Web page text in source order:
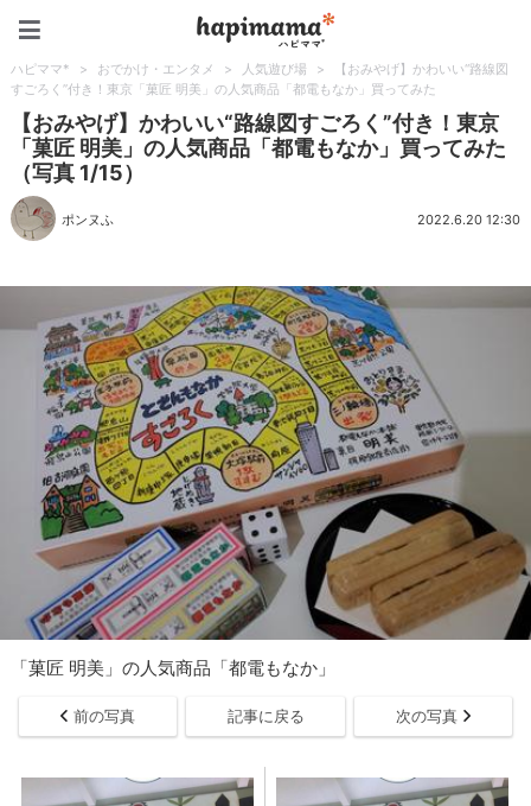
ハピママ* > おでかけ・エンタメ > 人気遊び場 >
【おみやげ】かわいい“路線図
すごろく”付き！東京「菓匠 明美」の人気商品「都電もなか」買ってみた
【おみやげ】かわいい“路線図すごろく”付き！東京
「菓匠 明美」の人気商品「都電もなか」買ってみた
（写真 1/15）
ポンヌふ 2022.6.20 12:30
「菓匠 明美」の人気商品「都電もなか」
前の写真 記事に戻る 次の写真